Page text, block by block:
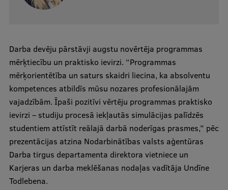
Zinātnes ietekme
Doktorantūras skola
Pētniecības pakalpojumi
Pētniecības projekti
Zinātnieku brokastis
Vertikāli integrētie projekti
Zinātniskās konferences
Inovāciju centrs
Darba devēju pārstāvji augstu novērtēja programmas
mērķtiecību un praktisko ievirzi. “Programmas
mērķorientētība un saturs skaidri liecina, ka absolventu
kompetences atbildīs mūsu nozares profesionālajām
vajadzībām. Īpaši pozitīvi vērtēju programmas praktisko
ievirzi – studiju procesā iekļautās simulācijas palīdzēs
studentiem attīstīt reālajā darbā noderīgas prasmes,” pēc
prezentācijas atzina Nodarbinātības valsts aģentūras
Darba tirgus departamenta direktora vietniece un
Karjeras un darba meklēšanas nodaļas vadītāja Undīne
Todlebena.